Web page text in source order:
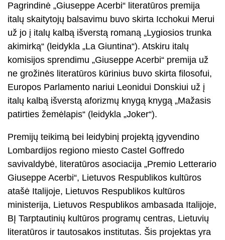
Pagrindinė „Giuseppe Acerbi“ literatūros premija
italų skaitytojų balsavimu buvo skirta Icchokui Merui
už jo į italų kalbą išverstą romaną „Lygiosios trunka
akimirką“ (leidykla „La Giuntina“). Atskiru italų
komisijos sprendimu „Giuseppe Acerbi“ premija už
ne grožinės literatūros kūrinius buvo skirta filosofui,
Europos Parlamento nariui Leonidui Donskiui už į
italų kalbą išverstą aforizmų knygą knygą „Mažasis
patirties žemėlapis“ (leidykla „Joker“).
Premijų teikimą bei leidybinį projektą įgyvendino
Lombardijos regiono miesto Castel Goffredo
savivaldybė, literatūros asociacija „Premio Letterario
Giuseppe Acerbi“, Lietuvos Respublikos kultūros
atašė Italijoje, Lietuvos Respublikos kultūros
ministerija, Lietuvos Respublikos ambasada Italijoje,
BĮ Tarptautinių kultūros programų centras, Lietuvių
literatūros ir tautosakos institutas. Šis projektas yra